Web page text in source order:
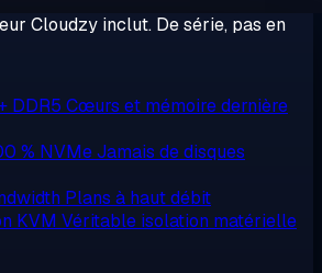
Cloudzy inclut. De série, pas en
DDR5 Cœurs et mémoire dernière
% NVMeJamais de disques
Plans à haut débit
KVM Véritable isolation matérielle